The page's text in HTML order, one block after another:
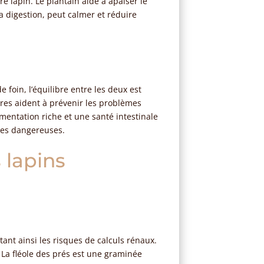
digestion, peut calmer et réduire
foin, l’équilibre entre les deux est
aident à prévenir les problèmes
riche et une santé intestinale
dangereuses.
lapins
ainsi les risques de calculs rénaux.
fléole des prés est une graminée